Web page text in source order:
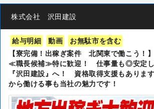
株式会社 沢田建設
給与明細 動画
お無駄市を含む
【寮完備！出稼ぎ案件 北関東で働こう！
≪職長候補≫特に歓迎！ 仕事量も◎安定し
『沢田建設』へ！ 資格取得支援もありま
から働ける事も当社の魅力です！